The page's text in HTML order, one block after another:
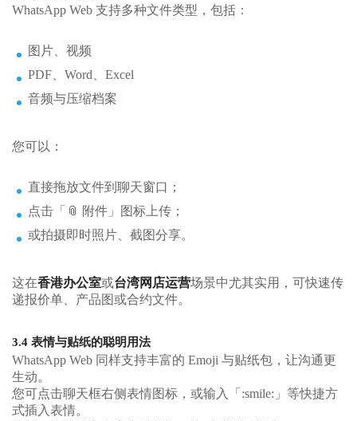
WhatsApp Web 支持多种文件类型，包括：
图片、视频
PDF、Word、Excel
音频与压缩档案
您可以：
直接拖放文件到聊天窗口；
点击「📎 附件」图标上传；
或拍摄即时照片、截图分享。
这在香港办公室或台湾网店运营场景中尤其实用，可快速传
递报价单、产品图或合约文件。
3.4 表情与贴纸的聪明用法
WhatsApp Web 同样支持丰富的 Emoji 与贴纸包，让沟通更
生动。
您可点击聊天框右侧表情图标，或输入「:smile:」等快捷方
式插入表情。